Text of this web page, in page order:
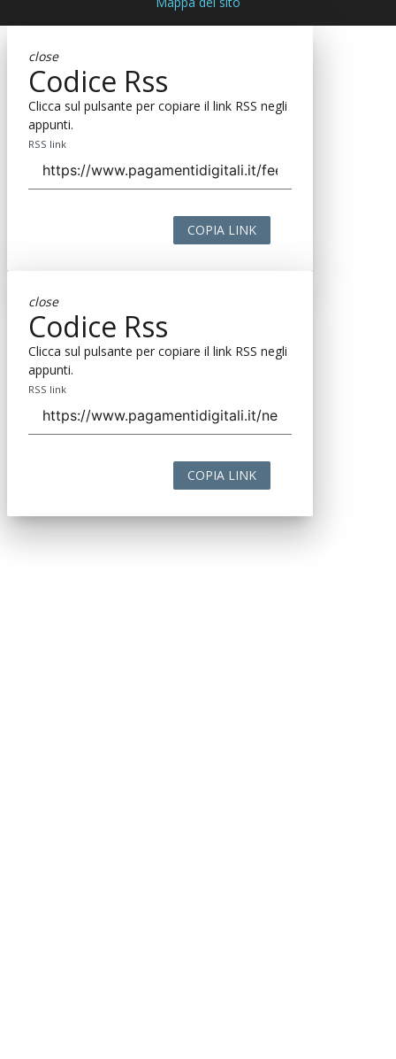
close
Codice Rss
Clicca sul pulsante per copiare il link RSS negli
appunti.
RSS link
COPIA LINK
close
Codice Rss
Clicca sul pulsante per copiare il link RSS negli
appunti.
RSS link
COPIA LINK